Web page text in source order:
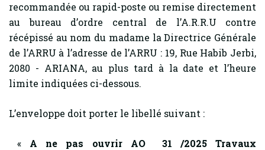
recommandée ou rapid-poste ou remise directement
au bureau d’ordre central de l’A.R.R.U contre
récépissé au nom du madame la Directrice Générale
de l’ARRU à l’adresse de l’ARRU : 19, Rue Habib Jerbi,
2080 - ARIANA, au plus tard à la date et l’heure
limite indiquées ci-dessous.
L’enveloppe doit porter le libellé suivant :
« A ne pas ouvrir AO 31 /2025Travaux